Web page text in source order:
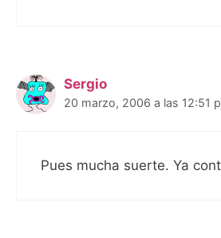
Sergio
20 marzo, 2006 a las 12:51
Pues mucha suerte. Ya